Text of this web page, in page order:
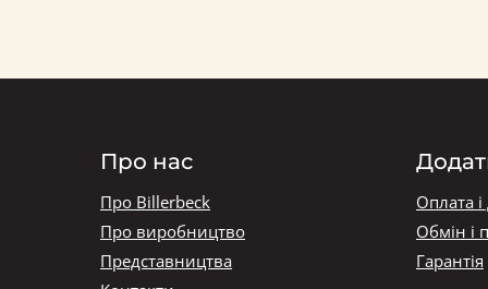
Про нас
Про Billerbeck
Про виробництво
Представництва
Оплата і
Обмін і
Гарантія